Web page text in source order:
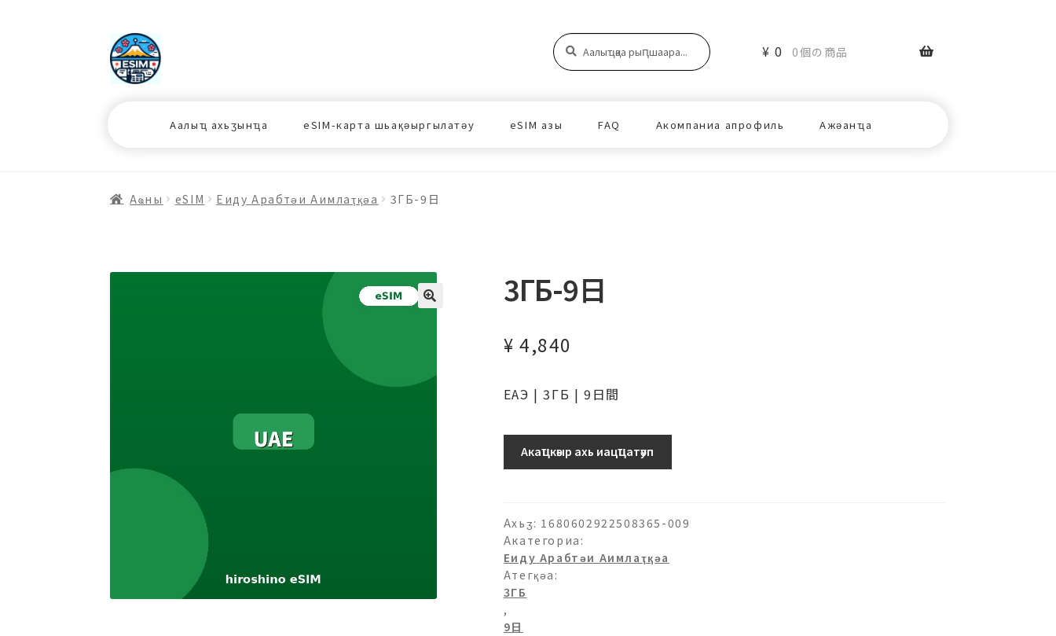
ナ
ビ
ゲ
ス
コ
ン
テ
プ
Аԥшаара:
Аԥшаара
Аалыҵ ахьӡынҵа eSIM-карта шьақәыргылатәу eSIM азы FAQ Акомпаниа апрофиль Ажәанҵа
¥ 0 0個の商品
Аҩны еSIM Еиду Арабтәи Аимлаҭқәа 3ГБ-9日
3ГБ-9日
¥ 4,840
ЕАЭ | 3ГБ | 9日間
Акаҵкәыр ахь иацҵатәуп
Ахьӡ: 1680602922508365-009
Акатегориа:
Еиду Арабтәи Аимлаҭқәа
Атегқәа:
3ГБ
,
9日